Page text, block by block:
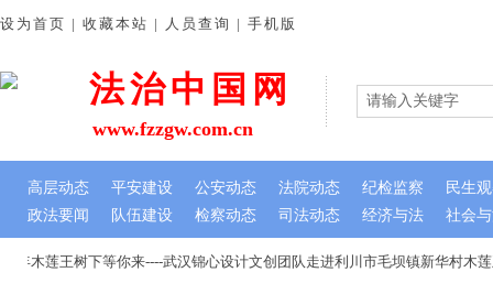
木莲王树下等你来----武汉锦心设计文创团队走进利川市毛坝镇新华村木莲
法治中国网
政法要闻 队伍建设 检察动态 司法动态 经济与法 社会
设为首页 | 收藏本站 | 人员查询 | 手机版
www.fzzgw.com.cn
高层动态 平安建设 公安动态 法院动态 纪检监察 民生